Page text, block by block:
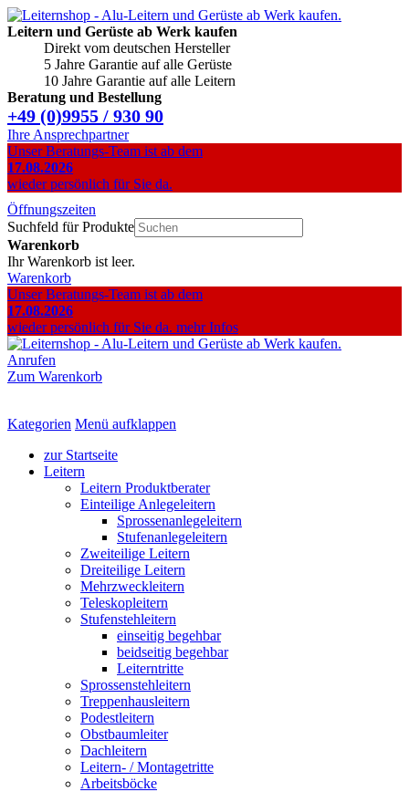
Leitern und Gerüste ab Werk kaufen
Direkt vom deutschen Hersteller
5 Jahre Garantie auf alle Gerüste
10 Jahre Garantie auf alle Leitern
Beratung und Bestellung
+49 (0)9955 / 930 90
Ihre Ansprechpartner
Unser Beratungs-Team ist ab dem
17.08.2026
wieder persönlich für Sie da.
Öffnungszeiten
Suchfeld für Produkte
Warenkorb
Ihr Warenkorb ist leer.
Warenkorb
Unser Beratungs-Team ist ab dem
17.08.2026
wieder persönlich für Sie da. mehr Infos
Anrufen
Zum Warenkorb
Kategorien Menü aufklappen
zur Startseite
Leitern
Leitern Produktberater
Einteilige Anlegeleitern
Sprossenanlegeleitern
Stufenanlegeleitern
Zweiteilige Leitern
Dreiteilige Leitern
Mehrzweckleitern
Teleskopleitern
Stufenstehleitern
einseitig begehbar
beidseitig begehbar
Leiterntritte
Sprossenstehleitern
Treppenhausleitern
Podestleitern
Obstbaumleiter
Dachleitern
Leitern- / Montagetritte
Arbeitsböcke